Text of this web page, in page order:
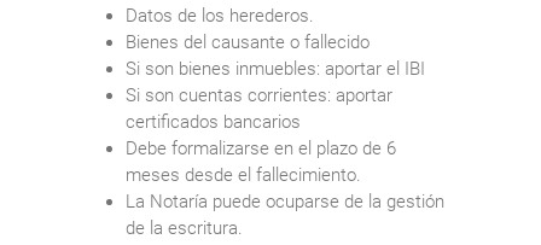
Datos de los herederos.
Bienes del causante o fallecido
Si son bienes inmuebles: aportar el IBI
Si son cuentas corrientes: aportar
certificados bancarios
Debe formalizarse en el plazo de 6
meses desde el fallecimiento.
La Notaría puede ocuparse de la gestión
de la escritura.